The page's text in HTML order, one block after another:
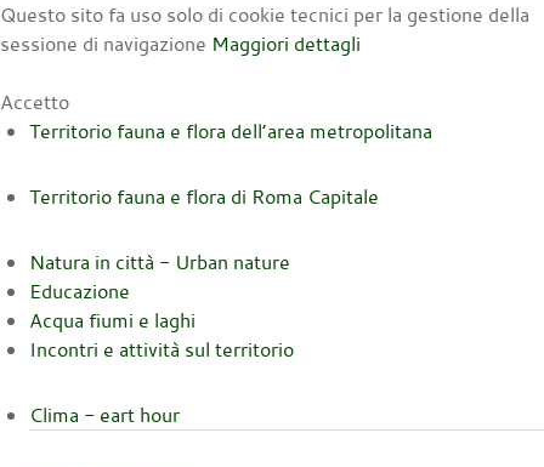
Questo sito fa uso solo di cookie tecnici per la gestione della
sessione di navigazione Maggiori dettagli
Accetto
Territorio fauna e flora dell’area metropolitana
Territorio fauna e flora di Roma Capitale
Natura in città - Urban nature
Educazione
Acqua fiumi e laghi
Incontri e attività sul territorio
Clima - eart hour